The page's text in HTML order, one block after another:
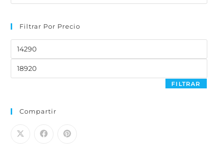
Filtrar Por Precio
FILTRAR
Compartir